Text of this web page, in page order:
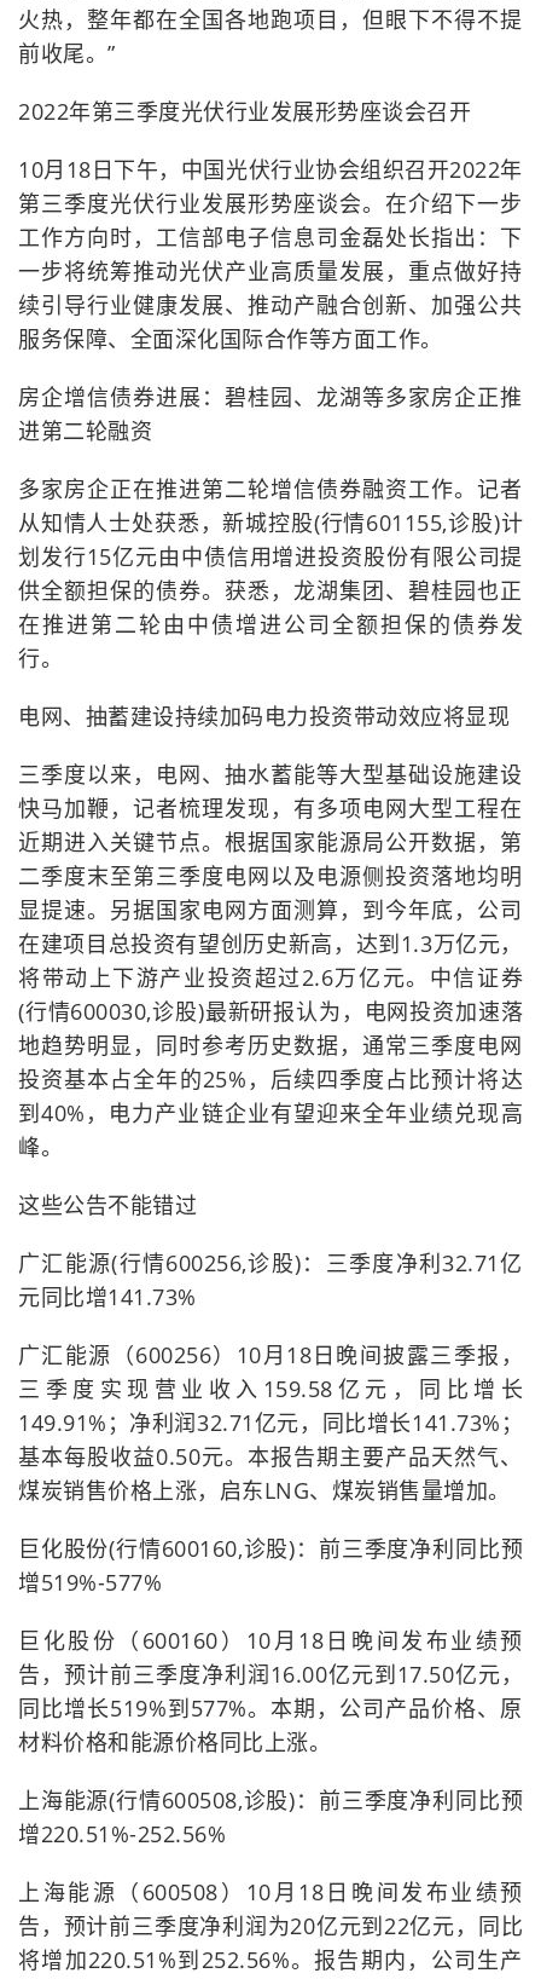
火热，整年都在全国各地跑项目，但眼下不得不提
前收尾。”
2022年第三季度光伏行业发展形势座谈会召开
10月18日下午，中国光伏行业协会组织召开2022年
第三季度光伏行业发展形势座谈会。在介绍下一步
工作方向时，工信部电子信息司金磊处长指出：下
一步将统筹推动光伏产业高质量发展，重点做好持
续引导行业健康发展、推动产融合创新、加强公共
服务保障、全面深化国际合作等方面工作。
房企增信债券进展：碧桂园、龙湖等多家房企正推
进第二轮融资
多家房企正在推进第二轮增信债券融资工作。记者
从知情人士处获悉，新城控股(行情601155,诊股)计
划发行15亿元由中债信用增进投资股份有限公司提
供全额担保的债券。获悉，龙湖集团、碧桂园也正
在推进第二轮由中债增进公司全额担保的债券发
行。
电网、抽蓄建设持续加码电力投资带动效应将显现
三季度以来，电网、抽水蓄能等大型基础设施建设
快马加鞭，记者梳理发现，有多项电网大型工程在
近期进入关键节点。根据国家能源局公开数据，第
二季度末至第三季度电网以及电源侧投资落地均明
显提速。另据国家电网方面测算，到今年底，公司
在建项目总投资有望创历史新高，达到1.3万亿元，
将带动上下游产业投资超过2.6万亿元。中信证券
(行情600030,诊股)最新研报认为，电网投资加速落
地趋势明显，同时参考历史数据，通常三季度电网
投资基本占全年的25%，后续四季度占比预计将达
到40%，电力产业链企业有望迎来全年业绩兑现高
峰。
这些公告不能错过
广汇能源(行情600256,诊股)：三季度净利32.71亿
元同比增141.73%
广汇能源（600256）10月18日晚间披露三季报，
三季度实现营业收入159.58亿元，同比增长
149.91%；净利润32.71亿元，同比增长141.73%；
基本每股收益0.50元。本报告期主要产品天然气、
煤炭销售价格上涨，启东LNG、煤炭销售量增加。
巨化股份(行情600160,诊股)：前三季度净利同比预
增519%-577%
巨化股份（600160）10月18日晚间发布业绩预
告，预计前三季度净利润16.00亿元到17.50亿元，
同比增长519%到577%。本期，公司产品价格、原
材料价格和能源价格同比上涨。
上海能源(行情600508,诊股)：前三季度净利同比预
增220.51%-252.56%
上海能源（600508）10月18日晚间发布业绩预
告，预计前三季度净利润为20亿元到22亿元，同比
将增加220.51%到252.56%。报告期内，公司生产